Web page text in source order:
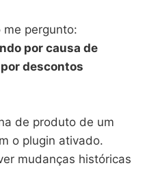
me pergunto:
por causa de
descontos
de produto de um
o plugin ativado.
mudanças históricas